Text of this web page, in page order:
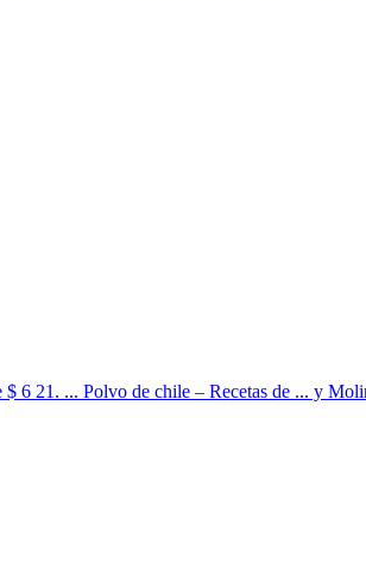
6 21. ... Polvo de chile – Recetas de ... y